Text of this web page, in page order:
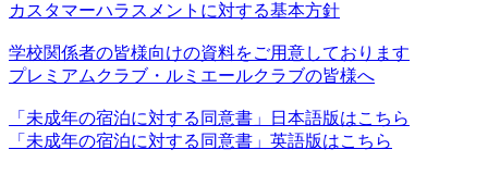
カスタマーハラスメントに対する基本方針
学校関係者の皆様向けの資料をご用意しております
プレミアムクラブ・ルミエールクラブの皆様へ
「未成年の宿泊に対する同意書」日本語版はこちら
「未成年の宿泊に対する同意書」英語版はこちら